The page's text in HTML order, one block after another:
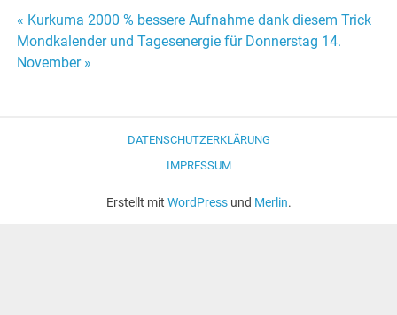
Beitrags-
« Kurkuma 2000 % bessere Aufnahme dank diesem Trick
Mondkalender und Tagesenergie für Donnerstag 14.
November »
DATENSCHUTZERKLÄRUNG
IMPRESSUM
Erstellt mit WordPressund Merlin.